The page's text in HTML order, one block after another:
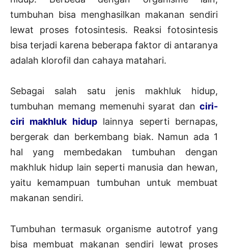
tumbuhan bisa menghasilkan makanan sendiri
lewat proses fotosintesis. Reaksi fotosintesis
bisa terjadi karena beberapa faktor di antaranya
adalah klorofil dan cahaya matahari.
Sebagai salah satu jenis makhluk hidup,
tumbuhan memang memenuhi syarat dan ciri-
ciri makhluk hiduplainnya seperti bernapas,
bergerak dan berkembang biak. Namun ada 1
hal yang membedakan tumbuhan dengan
makhluk hidup lain seperti manusia dan hewan,
yaitu kemampuan tumbuhan untuk membuat
makanan sendiri.
Tumbuhan termasuk organisme autotrof yang
bisa membuat makanan sendiri lewat proses